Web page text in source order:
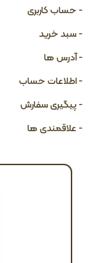
- حساب کاربری
- سبد خرید
- آدرس ها
- اطلاعات حساب
- پیگیری سفارش
- علاقمندی ها